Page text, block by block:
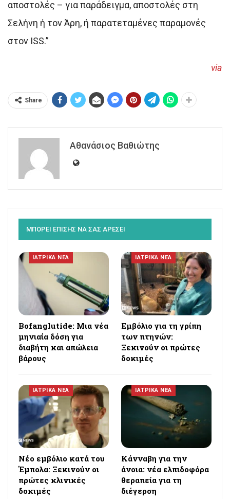
αποστολές – για παράδειγμα, αποστολές στη
Σελήνη ή τον Άρη, ή παρατεταμένες παραμονές
στον ISS.”
via
Share
Αθανάσιος Βαθιώτης
ΜΠΟΡΕΙ ΕΠΙΣΗΣ ΝΑ ΣΑΣ ΑΡΕΣΕΙ
ΙΑΤΡΙΚΑ ΝΕΑ
Bofanglutide: Μια νέα
μηνιαία δόση για
διαβήτη και απώλεια
βάρους
ΙΑΤΡΙΚΑ ΝΕΑ
Εμβόλιο για τη γρίπη
των πτηνών:
Ξεκινούν οι πρώτες
δοκιμές
ΙΑΤΡΙΚΑ ΝΕΑ
Νέο εμβόλιο κατά του
Έμπολα: Ξεκινούν οι
πρώτες κλινικές
δοκιμές
ΙΑΤΡΙΚΑ ΝΕΑ
Κάνναβη για την
άνοια: νέα ελπιδοφόρα
θεραπεία για τη
διέγερση